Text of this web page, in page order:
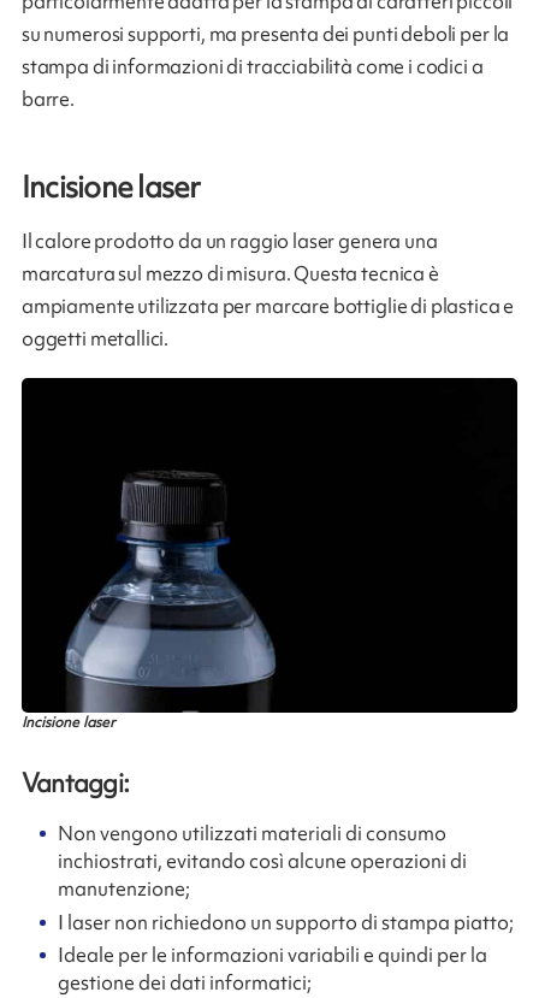
su numerosi supporti, ma presenta dei punti deboli per la
stampa di informazioni di tracciabilità come i codici a
barre.
Incisione laser
Il calore prodotto da un raggio laser genera una
marcatura sul mezzo di misura. Questa tecnica è
ampiamente utilizzata per marcare bottiglie di plastica e
oggetti metallici.
Incisione laser
Vantaggi:
Non vengono utilizzati materiali di consumo
inchiostrati, evitando così alcune operazioni di
manutenzione;
I laser non richiedono un supporto di stampa piatto;
Ideale per le informazioni variabili e quindi per la
gestione dei dati informatici;